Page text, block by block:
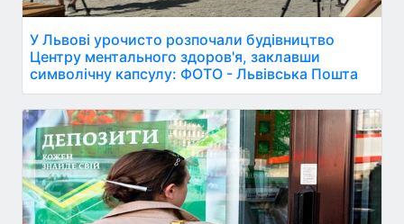
У Львові урочисто розпочали будівництво
Центру ментального здоров'я, заклавши
символічну капсулу: ФОТО - Львівська Пошта